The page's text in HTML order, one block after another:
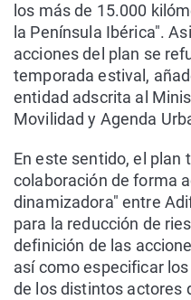
los más de 15.000
la Península Ibérica".
acciones del plan se
temporada estival,
entidad adscrita al
Movilidad y Agenda
En este sentido, el plan
colaboración de forma
dinamizadora" entre
para la reducción de
definición de las
así como especificar
de los distintos actores